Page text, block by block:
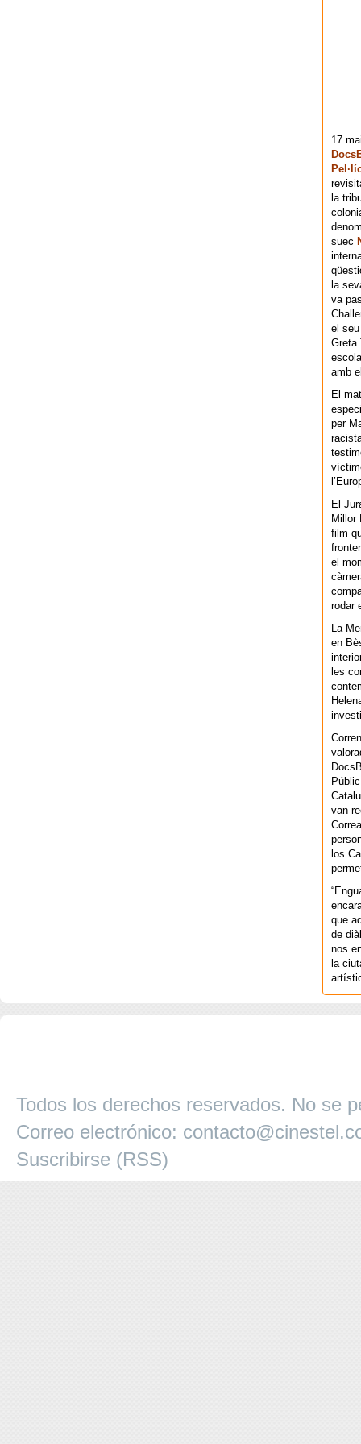
17
la
suec
la
va
el
Greta
amb
El
per
El
Millor
film
el
rodar
La
en
les
van
los
que
de
nos
la
Todos los derechos reservados. No se
Correo electrónico:
Suscribirse (RSS)